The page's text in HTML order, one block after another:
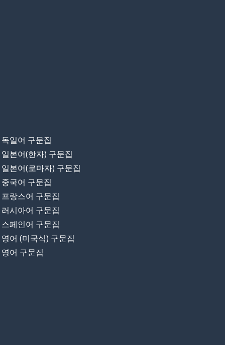
독일어 구문집
일본어(한자) 구문집
일본어(로마자) 구문집
중국어 구문집
프랑스어 구문집
러시아어 구문집
스페인어 구문집
영어 (미국식) 구문집
영어 구문집